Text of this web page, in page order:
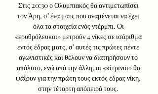
Στις 20:30 ο Ολυμπιακός θα αντιμετωπίσει
τον Άρη, σ’ ένα ματς που αναμένεται να έχει
όλα τα στοιχεία ενός ντέρμπι. Οι
«ερυθρόλευκοι» μετρούν 4 νίκες σε ισάριθμα
εντός έδρας ματς, σ’ αυτές τις πρώτες πέντε
αγωνιστικές και θέλουν να διατηρήσουν το
απόλυτο, ενώ από την άλλη, οι «κίτρινοι» θα
ψάξουν για την πρώτη τους εκτός έδρας νίκη,
στην τέταρτη απόπειρά τους.